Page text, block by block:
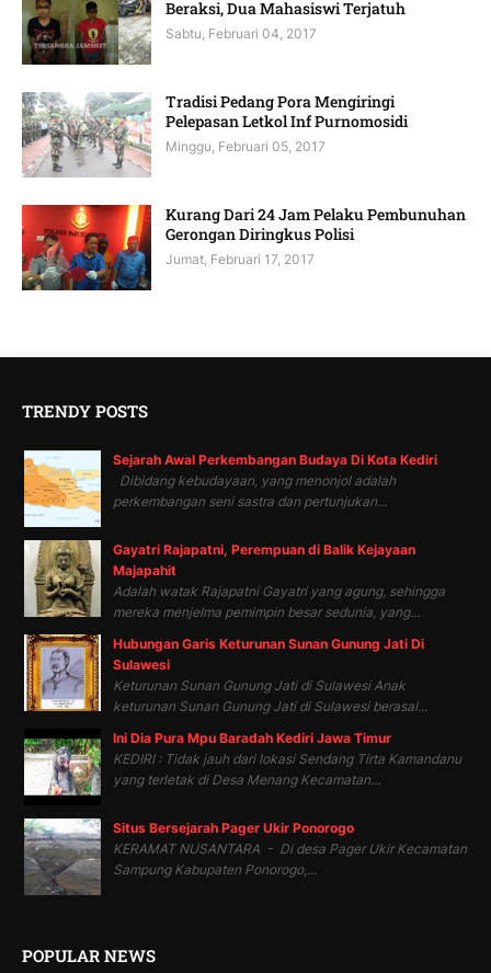
Beraksi, Dua Mahasiswi Terjatuh
Sabtu, Februari 04, 2017
Tradisi Pedang Pora Mengiringi
Pelepasan Letkol Inf Purnomosidi
Minggu, Februari 05, 2017
Kurang Dari 24 Jam Pelaku Pembunuhan
Gerongan Diringkus Polisi
Jumat, Februari 17, 2017
TRENDY POSTS
Sejarah Awal Perkembangan Budaya Di Kota Kediri
Dibidang kebudayaan, yang menonjol adalah
perkembangan seni sastra dan pertunjukan...
Gayatri Rajapatni, Perempuan di Balik Kejayaan
Majapahit
Adalah watak Rajapatni Gayatri yang agung, sehingga
mereka menjelma pemimpin besar sedunia, yang...
Hubungan Garis Keturunan Sunan Gunung Jati Di
Sulawesi
Keturunan Sunan Gunung Jati di Sulawesi Anak
keturunan Sunan Gunung Jati di Sulawesi berasal...
Ini Dia Pura Mpu Baradah Kediri Jawa Timur
KEDIRI : Tidak jauh dari lokasi Sendang Tirta Kamandanu
yang terletak di Desa Menang Kecamatan...
Situs Bersejarah Pager Ukir Ponorogo
KERAMAT NUSANTARA - Di desa Pager Ukir Kecamatan
Sampung Kabupaten Ponorogo,...
POPULAR NEWS